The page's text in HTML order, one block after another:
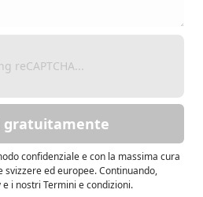
reCAPTCHA...
gratuitamente
confidenziale e con la massima cura
ed europee. Continuando,
i nostri Termini e condizioni.